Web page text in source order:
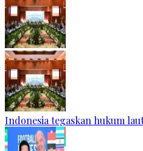
Indonesia tegaskan hukum